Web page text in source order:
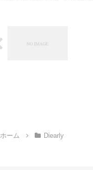
ホーム Diearly